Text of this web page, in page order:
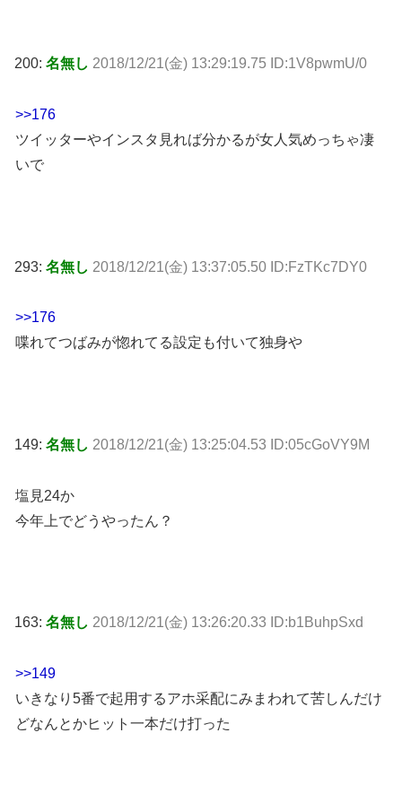
200: 名無し 2018/12/21(金) 13:29:19.75 ID:1V8pwmU/0
>>176
ツイッターやインスタ見れば分かるが女人気めっちゃ凄
いで
293: 名無し 2018/12/21(金) 13:37:05.50 ID:FzTKc7DY0
>>176
喋れてつばみが惚れてる設定も付いて独身や
149: 名無し 2018/12/21(金) 13:25:04.53 ID:05cGoVY9M
塩見24か
今年上でどうやったん？
163: 名無し 2018/12/21(金) 13:26:20.33 ID:b1BuhpSxd
>>149
いきなり5番で起用するアホ采配にみまわれて苦しんだけ
どなんとかヒット一本だけ打った